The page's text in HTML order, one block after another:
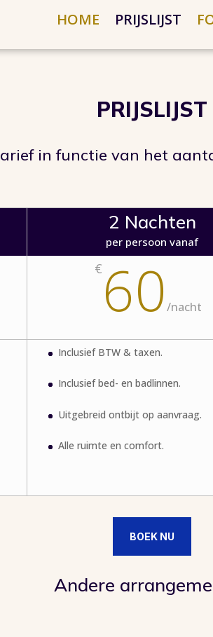
HOME PRIJSLIJST
PRIJSLIJST
in functie van het
2 Nachten
per persoon vanaf
€ 60/nacht
Inclusief BTW & taxen.
Inclusief bed- en badlinnen.
Uitgebreid ontbijt op aanvraag.
Alle ruimte en comfort.
BOEK NU
Andere